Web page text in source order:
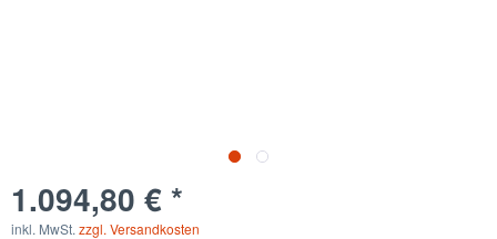
1.094,80 € *
inkl. MwSt. zzgl. Versandkosten